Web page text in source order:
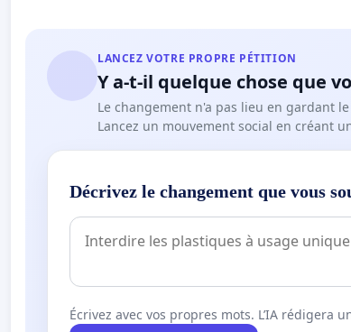
LANCEZ VOTRE PROPRE PÉTITION
Y a-t-il quelque chose que
Le changement n'a pas lieu en gardant
Lancez un mouvement social en créant
Décrivez le changement que vous
Écrivez avec vos propres mots. L’IA rédigera